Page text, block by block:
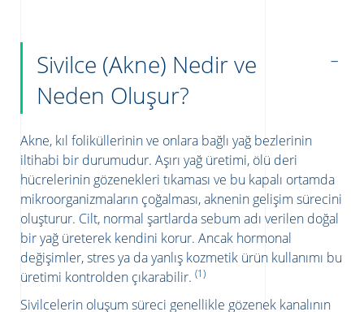
Sivilce (Akne) Nedir ve
Neden Oluşur?
Akne, kıl foliküllerinin ve onlara bağlı yağ bezlerinin
iltihabi bir durumudur. Aşırı yağ üretimi, ölü deri
hücrelerinin gözenekleri tıkaması ve bu kapalı ortamda
mikroorganizmaların çoğalması, aknenin gelişim sürecini
oluşturur. Cilt, normal şartlarda sebum adı verilen doğal
bir yağ üreterek kendini korur. Ancak hormonal
değişimler, stres ya da yanlış kozmetik ürün kullanımı bu
üretimi kontrolden çıkarabilir. (1)
Sivilcelerin oluşum süreci genellikle gözenek kanalının